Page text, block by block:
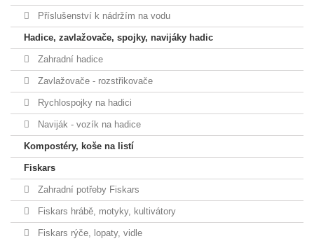
Příslušenství k nádržím na vodu
Hadice, zavlažovače, spojky, navijáky hadic
Zahradní hadice
Zavlažovače - rozstřikovače
Rychlospojky na hadici
Naviják - vozík na hadice
Kompostéry, koše na listí
Fiskars
Zahradní potřeby Fiskars
Fiskars hrábě, motyky, kultivátory
Fiskars rýče, lopaty, vidle